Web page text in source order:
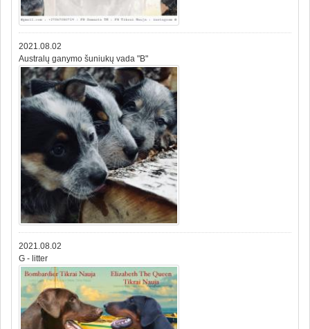
2021.08.02
Australų ganymo šuniukų vada "B"
2021.08.02
G - litter